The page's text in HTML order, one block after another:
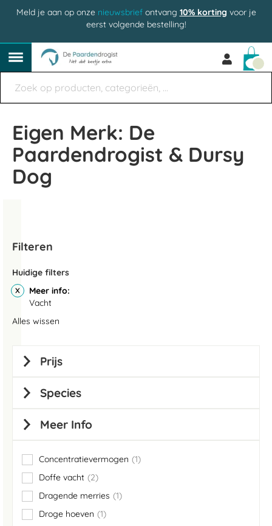
Meld je aan op onze nieuwsbriefontvang 10% korting voor je
eerst volgende bestelling!
Eigen Merk: De
Paardendrogist & Dursy
Dog
Filteren
Huidige filters
Meer info
Vacht
Alles wissen
Prijs
Species
Meer Info
Concentratievermogen 1
item
Doffe vacht
2
items
Dragende merries
1
item
Droge hoeven
1
item